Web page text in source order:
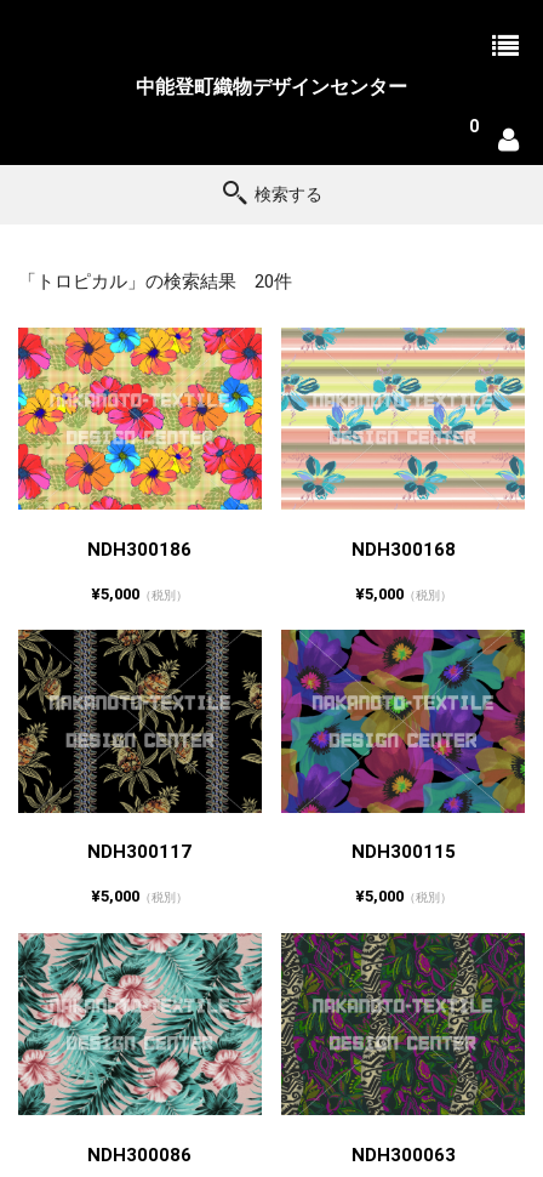
中能登町織物デザインセンター
0
検索する
「トロピカル」の検索結果 20件
NDH300186
¥5,000 （税別）
NDH300168
¥5,000（税別）
NDH300117
¥5,000 （税別）
NDH300115
¥5,000（税別）
NDH300086 NDH300063